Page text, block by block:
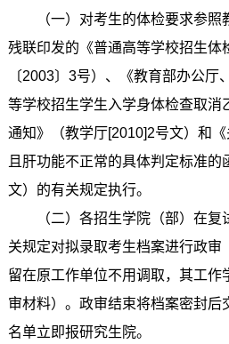
（一）对考生的体检要求参
残联印发的《普通高等学校招生体
〔2003〕3号）、《教育部办公厅
等学校招生学生入学身体检查取消
通知》（教学厅[2010]2号文）和
且肝功能不正常的具体判定标准的
文）的有关规定执行。
（二）各招生学院（部）在
关规定对拟录取考生档案进行政审
留在原工作单位不用调取，其工作
审材料）。政审结束将档案密封后
名单立即报研究生院。